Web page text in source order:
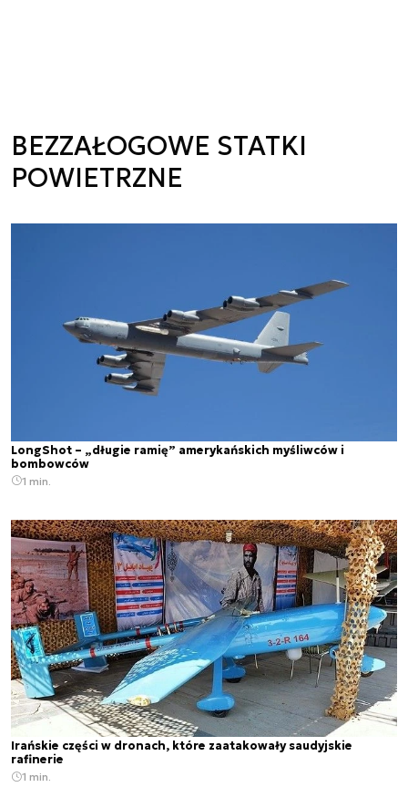
BEZZAŁOGOWE STATKI
POWIETRZNE
LongShot – „długie ramię” amerykańskich myśliwców i
bombowców
1 min.
Irańskie części w dronach, które zaatakowały saudyjskie
rafinerie
1 min.